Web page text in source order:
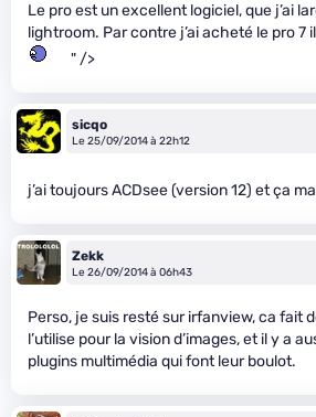
Le pro est un excellent logiciel, que j’ai
lightroom. Par contre j’ai acheté le pro 7
" />
sicqo
Le 25/09/2014 à 22h12
j’ai toujours ACDsee (version 12) et ça
Zekk
Le 26/09/2014 à 06h43
Perso, je suis resté sur irfanview, ca fait
l’utilise pour la vision d’images, et il y a
plugins multimédia qui font leur boulot.